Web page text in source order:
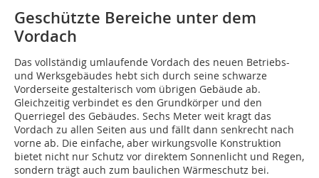
Geschützte Bereiche unter dem
Vordach
Das vollständig umlaufende Vordach des neuen Betriebs-
und Werksgebäudes hebt sich durch seine schwarze
Vorderseite gestalterisch vom übrigen Gebäude ab.
Gleichzeitig verbindet es den Grundkörper und den
Querriegel des Gebäudes. Sechs Meter weit kragt das
Vordach zu allen Seiten aus und fällt dann senkrecht nach
vorne ab. Die einfache, aber wirkungsvolle Konstruktion
bietet nicht nur Schutz vor direktem Sonnenlicht und Regen,
sondern trägt auch zum baulichen Wärmeschutz bei.